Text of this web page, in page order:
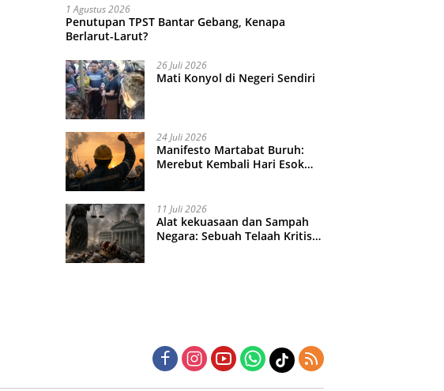
1 Agustus 2026
Penutupan TPST Bantar Gebang, Kenapa
Berlarut-Larut?
26 Juli 2026
Mati Konyol di Negeri Sendiri
24 Juli 2026
Manifesto Martabat Buruh:
Merebut Kembali Hari Esok
11 Juli 2026
Alat kekuasaan dan Sampah
Negara: Sebuah Telaah Kritis